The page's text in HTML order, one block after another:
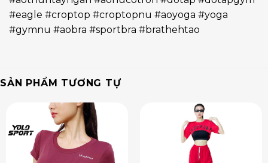
#eagle #croptop #croptopnu #aoyoga #yoga
#gymnu #aobra #sportbra #brathehtao
SẢN PHẨM TƯƠNG TỰ